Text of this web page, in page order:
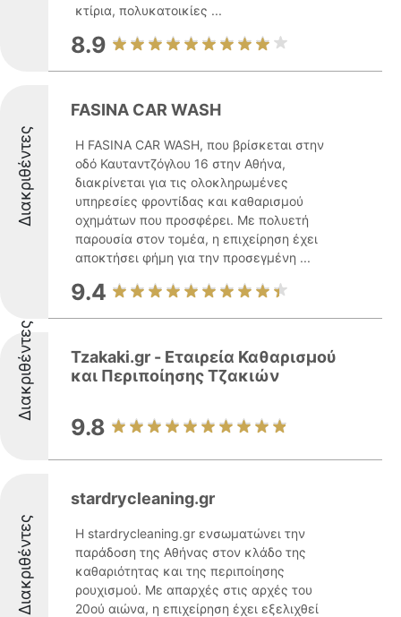
κτίρια, πολυκατοικίες ...
8.9
Διακριθέντες
FASINA CAR WASH
Η FASINA CAR WASH, που βρίσκεται στην
οδό Καυταντζόγλου 16 στην Αθήνα,
διακρίνεται για τις ολοκληρωμένες
υπηρεσίες φροντίδας και καθαρισμού
οχημάτων που προσφέρει. Με πολυετή
παρουσία στον τομέα, η επιχείρηση έχει
αποκτήσει φήμη για την προσεγμένη ...
9.4
Διακριθέντες
Tzakaki.gr - Εταιρεία Καθαρισμού
και Περιποίησης Τζακιών
9.8
Διακριθέντες
stardrycleaning.gr
Η stardrycleaning.gr ενσωματώνει την
παράδοση της Αθήνας στον κλάδο της
καθαριότητας και της περιποίησης
ρουχισμού. Με απαρχές στις αρχές του
20ού αιώνα, η επιχείρηση έχει εξελιχθεί